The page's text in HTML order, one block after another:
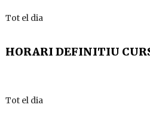
Tot el dia
HORARI DEFINITIU
Tot el dia